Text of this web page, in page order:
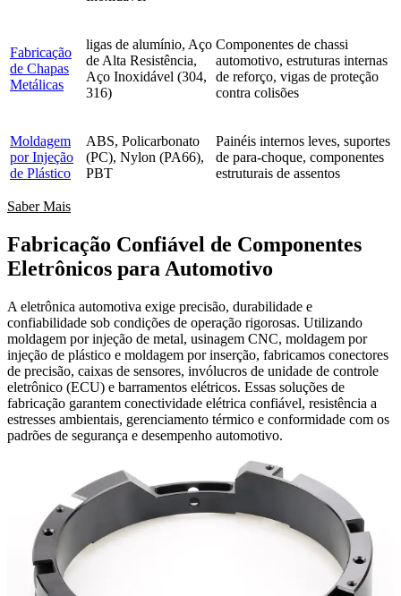
Fabricação
de Chapas
Metálicas
ligas de alumínio, Aço
de Alta Resistência,
Aço Inoxidável (304,
316)
Componentes de chassi
automotivo, estruturas internas
de reforço, vigas de proteção
contra colisões
Moldagem
por Injeção
de Plástico
ABS, Policarbonato
(PC), Nylon (PA66),
PBT
Painéis internos leves, suportes
de para-choque, componentes
estruturais de assentos
Saber Mais
Fabricação Confiável de Componentes
Eletrônicos para Automotivo
A eletrônica automotiva exige precisão, durabilidade e
confiabilidade sob condições de operação rigorosas. Utilizando
moldagem por injeção de metal, usinagem CNC, moldagem por
injeção de plástico e moldagem por inserção, fabricamos conectores
de precisão, caixas de sensores, invólucros de unidade de controle
eletrônico (ECU) e barramentos elétricos. Essas soluções de
fabricação garantem conectividade elétrica confiável, resistência a
estresses ambientais, gerenciamento térmico e conformidade com os
padrões de segurança e desempenho automotivo.